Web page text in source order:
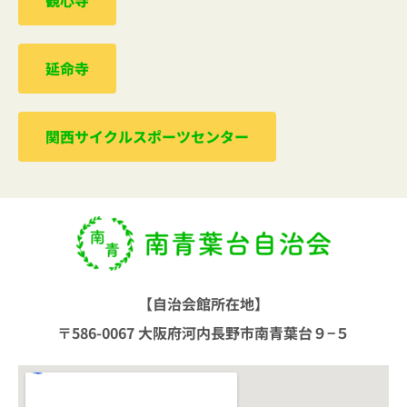
延命寺
関西サイクルスポーツセンター
【自治会館所在地】
〒586-0067 大阪府河内長野市南青葉台９−５